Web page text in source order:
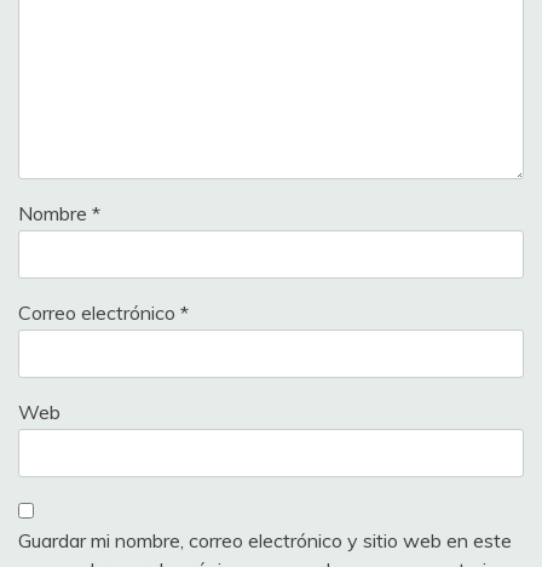
Nombre *
Correo electrónico *
Web
Guardar mi nombre, correo electrónico y sitio web en este